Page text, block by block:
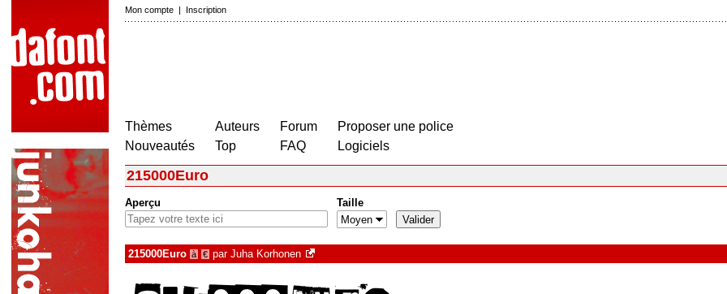
Mon compte | Inscription
Thèmes
Nouveautés
Auteurs
Top
Forum
FAQ
Proposer une police
Logiciels
215000Euro
Aperçu Taille
215000Euro à € par Juha Korhonen